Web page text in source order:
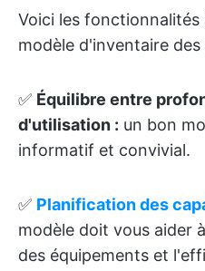
Voici les
modèle d'inventaire
✅ Équilibre entre
d'utilisation : un bon
informatif et convivial.
✅ Planification des
modèle doit vous aider
des équipements et